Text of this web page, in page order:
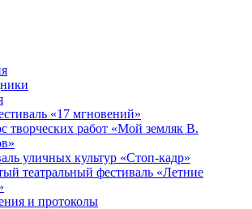
«17 мгновений»
творческих работ «Мой земляк В.
уличных культур «Стоп-кадр»
театральный фестиваль «Летние
и протоколы